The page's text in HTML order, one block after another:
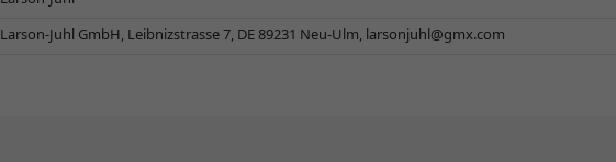
Larson-Juhl GmbH, Leibnizstrasse 7, DE 89231 Neu-Ulm, larsonjuhl@gmx.com